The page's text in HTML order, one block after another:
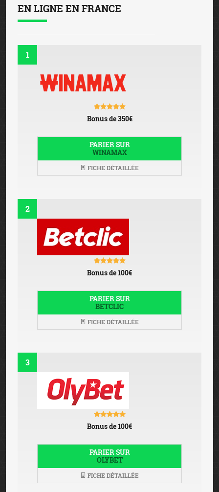
EN LIGNE EN FRANCE
1
Bonus de 350€
PARIER SUR
WINAMAX
FICHE DÉTAILLÉE
2
Bonus de 100€
PARIER SUR
BETCLIC
FICHE DÉTAILLÉE
3
Bonus de 100€
PARIER SUR
OLYBET
FICHE DÉTAILLÉE